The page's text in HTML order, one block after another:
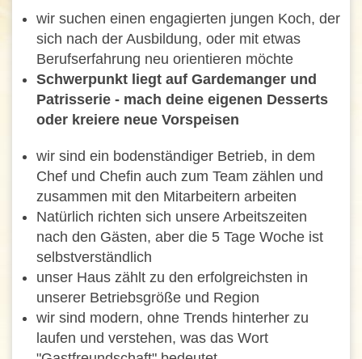
wir suchen einen engagierten jungen Koch, der
sich nach der Ausbildung, oder mit etwas
Berufserfahrung neu orientieren möchte
Schwerpunkt liegt auf Gardemanger und
Patrisserie - mach deine eigenen Desserts
oder kreiere neue Vorspeisen
wir sind ein bodenständiger Betrieb, in dem
Chef und Chefin auch zum Team zählen und
zusammen mit den Mitarbeitern arbeiten
Natürlich richten sich unsere Arbeitszeiten
nach den Gästen, aber die 5 Tage Woche ist
selbstverständlich
unser Haus zählt zu den erfolgreichsten in
unserer Betriebsgröße und Region
wir sind modern, ohne Trends hinterher zu
laufen und verstehen, was das Wort